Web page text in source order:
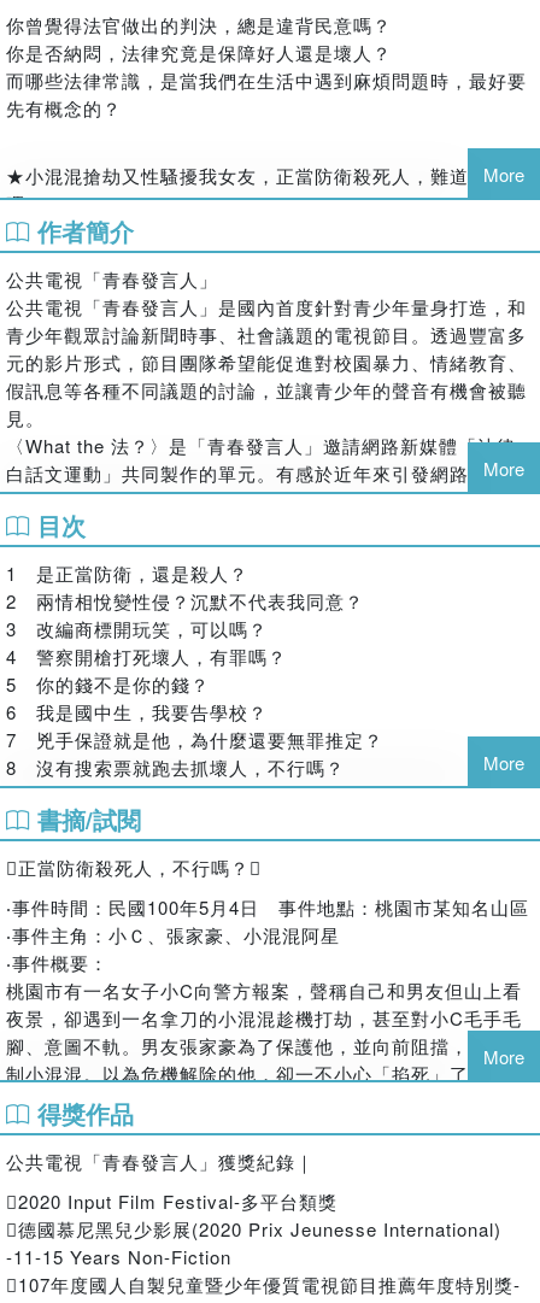
你曾覺得法官做出的判決，總是違背民意嗎？
你是否納悶，法律究竟是保障好人還是壞人？
而哪些法律常識，是當我們在生活中遇到麻煩問題時，最好要
先有概念的？
★小混混搶劫又性騷擾我女友，正當防衛殺死人，難道不行
嗎？
情侶在山上看夜景遇到流氓行搶，行搶同時又心懷不軌又伸出
鹹豬手騷擾，男友為了要保護女友，向前阻擋，成功壓制小混
混。以為危機解除的他，卻一不小心「掐死」了小混混。法官
竟然判男生「過失致死」，這還有天理嗎？
★兇手一定就是他啊，為什麼還要無罪推定？
明明所有線索都超明顯，不用柯南也不用毛利小五郎，燒腦劇
看多一點就可以輕鬆指認出兇手的案件，最後法官卻說「證據
不足」，根據「無罪推定」原則，一定判定嫌犯「無罪」！？
★學生請假補考的分數被打七折，學生不服向學校提告像話
學生段考當天因媽媽車禍住院，向學校請假再擇日補考。學校
依校規規定，補考的分數要打七折，學生不服竟向學校提告，
還想申請大法官解釋，這樣像話嗎？這樣以後老師要怎麼教小
孩？
★WHAT THE法？法律到底是誰說了算？(°ロ°) !
由最敢討論社會議題的公共電視「青春發言人」與法學界青年
組成的專業法普媒體社群──「法律白話文運動」，帶領大家
從爭議的議題思考法律問題，並從法律概念反思議題，讓你在
這個媒體與資訊爆炸的時代，培養出獨立思考的能力！
More
作者簡介
公共電視「青春發言人」
公共電視「青春發言人」是國內首度針對青少年量身打造，和
青少年觀眾討論新聞時事、社會議題的電視節目。透過豐富多
元的影片形式，節目團隊希望能促進對校園暴力、情緒教育、
假訊息等各種不同議題的討論，並讓青少年的聲音有機會被聽
見。
〈What the 法？〉是「青春發言人」邀請網路新媒體「法律
白話文運動」共同製作的單元。有感於近年來引發網路熱議的
「恐龍判決」，深入探討其中隱含的社會價值和偏見。此系列
以充滿趣味的網路語言貼近青少年生活，刺激觀眾用不同角度
Facebook粉絲專頁：青春發言人
YouTube：青春發言人
Instagram：ptsyouthnews
法律白話文運動
由一群致力於散播法治種子的法律人成立的新媒體。對一般人
而言，本該為人民服務的法律，因為內容有如文言文難懂，反
而離人民越來越遠。於是，我們想透過網路與科技，發揮新媒
體的各種想像，提供值得信賴的知識。我們相信，法律是人類
史上最重要的發明，它搭起一座理性的橋梁，用共存與共榮連
結立場衝突的人們，而法律白話文運動希望帶領讀者走上這座
橋梁，思考議題、關懷彼此，和我們一起塑造屬於台灣的法律
文化。
網站：plainlaw.me
Facebook粉絲專頁：法律白話文運動 Plain Law Movement
Instagram：plainlaw.me
More
目次
1 是正當防衛，還是殺人？
2 兩情相悅變性侵？沉默不代表我同意？
3 改編商標開玩笑，可以嗎？
4 警察開槍打死壞人，有罪嗎？
5 你的錢不是你的錢？
6 我是國中生，我要告學校？
7 兇手保證就是他，為什麼還要無罪推定？
8 沒有搜索票就跑去抓壞人，不行嗎？
9 恐怖情人相愛相殺，法律何解？
10私密影像被公開在網路上，該怎麼辦？
More
書摘/試閱
正當防衛殺死人，不行嗎？
‧事件時間：民國100年5月4日 事件地點：桃園市某知名山區
‧事件主角：小Ｃ、張家豪、小混混阿星
‧事件概要：
桃園市有一名女子小C向警方報案，聲稱自己和男友但山上看
夜景，卻遇到一名拿刀的小混混趁機打劫，甚至對小C毛手毛
腳、意圖不軌。男友張家豪為了保護他，並向前阻擋，成功壓
制小混混。以為危機解除的他，卻一不小心「掐死」了小混混
阿星。
‧我一心只想保護女友！
張家豪坦言，當下既緊張又害怕。小混混阿星雖然身形瘦小，
但是他手持利器，又對女友動手動腳，若再讓小混混爬起來，
阿星或許又會再侵犯女友，自己也可能會被攻擊。
張家豪一心只想著保護女友，所以便用盡所有的力氣死命地勒
住阿星。
More
得獎作品
公共電視「青春發言人」獲獎紀錄｜
2020 Input Film Festival-多平台類獎
德國慕尼黑兒少影展(2020 Prix Jeunesse International)
-11-15 Years Non-Fiction
107年度國人自製兒童暨少年優質電視節目推薦年度特別獎-